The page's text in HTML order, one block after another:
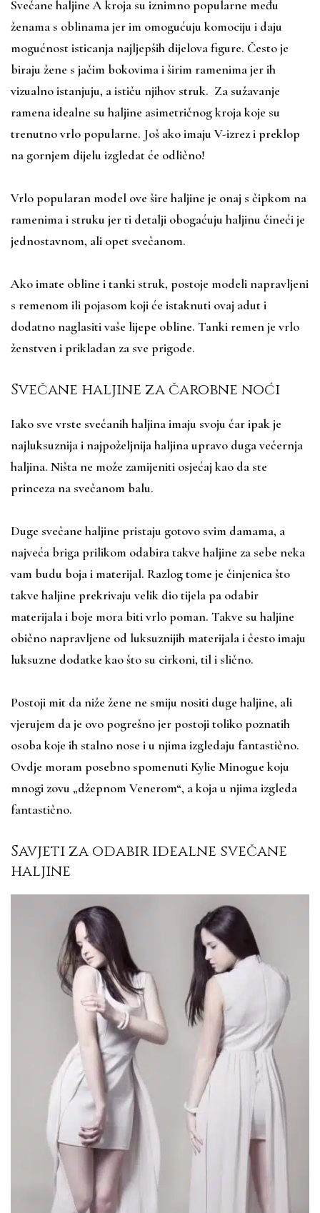
Svečane haljine A kroja su iznimno popularne među
ženama s oblinama jer im omogućuju komociju i daju
mogućnost isticanja najljepših dijelova figure. Često je
biraju žene s jačim bokovima i širim ramenima jer ih
vizualno istanjuju, a ističu njihov struk. Za sužavanje
ramena idealne su haljine asimetričnog kroja koje su
trenutno vrlo popularne. Još ako imaju V-izrez i preklop
na gornjem dijelu izgledat će odlično!
Vrlo popularan model ove šire haljine je onaj s čipkom na
ramenima i struku jer ti detalji obogaćuju haljinu čineći je
jednostavnom, ali opet svečanom.
Ako imate obline i tanki struk, postoje modeli napravljeni
s remenom ili pojasom koji će istaknuti ovaj adut i
dodatno naglasiti vaše lijepe obline. Tanki remen je vrlo
ženstven i prikladan za sve prigode.
Svečane haljine za čarobne noći
Iako sve vrste svečanih haljina imaju svoju čar ipak je
najluksuznija i najpoželjnija haljina upravo duga večernja
haljina. Ništa ne može zamijeniti osjećaj kao da ste
princeza na svečanom balu.
Duge svečane haljine pristaju gotovo svim damama, a
najveća briga prilikom odabira takve haljine za sebe neka
vam budu boja i materijal. Razlog tome je činjenica što
takve haljine prekrivaju velik dio tijela pa odabir
materijala i boje mora biti vrlo poman. Takve su haljine
obično napravljene od luksuznijih materijala i često imaju
luksuzne dodatke kao što su cirkoni, til i slično.
Postoji mit da niže žene ne smiju nositi duge haljine, ali
vjerujem da je ovo pogrešno jer postoji toliko poznatih
osoba koje ih stalno nose i u njima izgledaju fantastično.
Ovdje moram posebno spomenuti Kylie Minogue koju
mnogi zovu „džepnom Venerom“, a koja u njima izgleda
fantastično.
Savjeti za odabir idealne svečane
haljine